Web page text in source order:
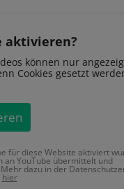
aktivieren?
können nur
Cookies gesetzt
für diese Website aktiviert
an YouTube übermittelt und
dazu in der
hier